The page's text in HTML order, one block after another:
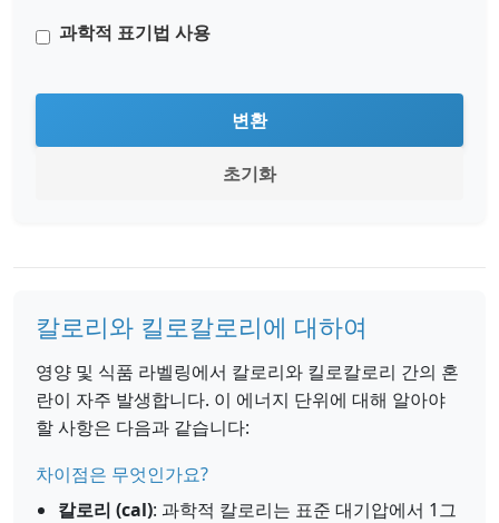
과학적 표기법 사용
변환
초기화
칼로리와 킬로칼로리에 대하여
영양 및 식품 라벨링에서 칼로리와 킬로칼로리 간의 혼
란이 자주 발생합니다. 이 에너지 단위에 대해 알아야
할 사항은 다음과 같습니다:
차이점은 무엇인가요?
칼로리 (cal): 과학적 칼로리는 표준 대기압에서 1그